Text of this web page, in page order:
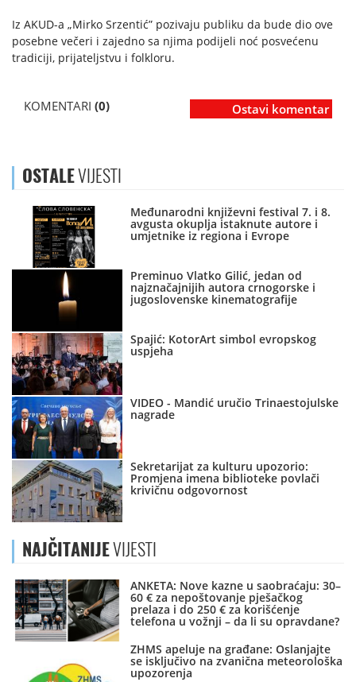
Iz AKUD-a „Mirko Srzentić” pozivaju publiku da bude dio ove
posebne večeri i zajedno sa njima podijeli noć posvećenu
tradiciji, prijateljstvu i folkloru.
KOMENTARI (0) Ostavi komentar
OSTALEVIJESTI
Međunarodni književni festival 7. i 8.
avgusta okuplja istaknute autore i
umjetnike iz regiona i Evrope
Preminuo Vlatko Gilić, jedan od
najznačajnijih autora crnogorske i
jugoslovenske kinematografije
Spajić: KotorArt simbol evropskog
uspjeha
VIDEO - Mandić uručio Trinaestojulske
nagrade
Sekretarijat za kulturu upozorio:
Promjena imena biblioteke povlači
krivičnu odgovornost
NAJČITANIJEVIJESTI
ANKETA: Nove kazne u saobraćaju: 30–
60 € za nepoštovanje pješačkog
prelaza i do 250 € za korišćenje
telefona u vožnji – da li su opravdane?
ZHMS apeluje na građane: Oslanjajte
se isključivo na zvanična meteorološka
upozorenja